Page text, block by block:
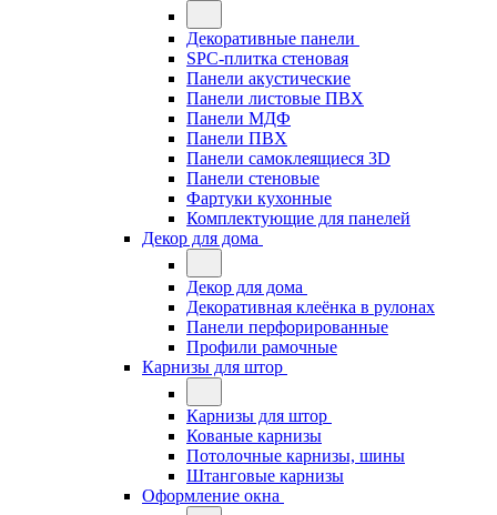
Декоративные панели
SPC-плитка стеновая
Панели акустические
Панели листовые ПВХ
Панели МДФ
Панели ПВХ
Панели самоклеящиеся 3D
Панели стеновые
Фартуки кухонные
Комплектующие для панелей
Декор для дома
Декор для дома
Декоративная клеёнка в рулонах
Панели перфорированные
Профили рамочные
Карнизы для штор
Карнизы для штор
Кованые карнизы
Потолочные карнизы, шины
Штанговые карнизы
Оформление окна